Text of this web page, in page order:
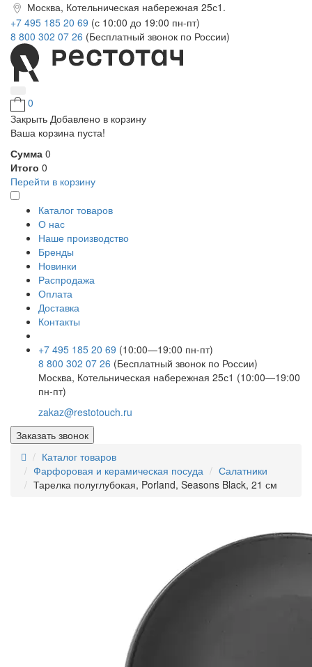
Москва, Котельническая набережная 25с1.
+7 495 185 20 69 (с 10:00 до 19:00 пн-пт)
8 800 302 07 26 (Бесплатный звонок по России)
0
Закрыть Добавлено в корзину
Ваша корзина пуста!
Сумма 0
Итого 0
Перейти в корзину
Каталог товаров
О нас
Наше производство
Бренды
Новинки
Распродажа
Оплата
Доставка
Контакты
+7 495 185 20 69 (10:00—19:00 пн-пт)
8 800 302 07 26 (Бесплатный звонок по России)
Москва, Котельническая набережная 25с1 (10:00—19:00
пн-пт)
zakaz@restotouch.ru
Заказать звонок
Каталог товаров
Фарфоровая и керамическая посуда
Салатники
Тарелка полуглубокая, Porland, Seasons Black, 21 см